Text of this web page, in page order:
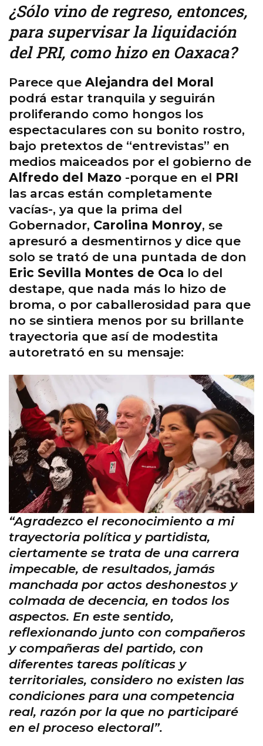
¿Sólo vino de regreso, entonces,
para supervisar la liquidación
del PRI, como hizo en Oaxaca?
Parece que Alejandra del Moral
podrá estar tranquila y seguirán
proliferando como hongos los
espectaculares con su bonito rostro,
bajo pretextos de “entrevistas” en
medios maiceados por el gobierno de
Alfredo del Mazo -porque en el PRI
las arcas están completamente
vacías-, ya que la prima del
Gobernador, Carolina Monroy, se
apresuró a desmentirnos y dice que
solo se trató de una puntada de don
Eric Sevilla Montes de Oca lo del
destape, que nada más lo hizo de
broma, o por caballerosidad para que
no se sintiera menos por su brillante
trayectoria que así de modestita
autoretrató en su mensaje:
“Agradezco el reconocimiento a mi
trayectoria política y partidista,
ciertamente se trata de una carrera
impecable, de resultados, jamás
manchada por actos deshonestos y
colmada de decencia, en todos los
aspectos. En este sentido,
reflexionando junto con compañeros
y compañeras del partido, con
diferentes tareas políticas y
territoriales, considero no existen las
condiciones para una competencia
real, razón por la que no participaré
en el proceso electoral”.